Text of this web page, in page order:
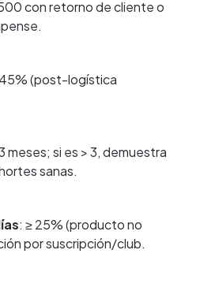
con retorno de cliente o
(post-logística
meses; si es > 3, demuestra
sanas.
: ≥ 25% (producto no
por suscripción/club.